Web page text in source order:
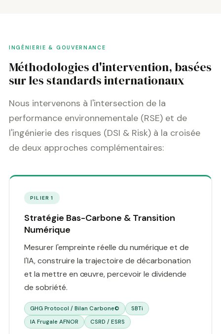
INGÉNIERIE & GOUVERNANCE
Méthodologies d'intervention, basées
sur les standards internationaux
Nous intervenons à l'intersection de la
performance environnementale (RSE) et de
l'ingénierie des risques (DSI & Risk) à la croisée
de deux approches complémentaires:
PILIER 1
Stratégie Bas-Carbone & Transition
Numérique
Mesurer l'empreinte réelle du numérique et de
l'IA, construire la trajectoire de décarbonation
et la mettre en œuvre, percevoir le dividende
de sobriété.
GHG Protocol / Bilan Carbone©
SBTi
IA Frugale AFNOR
CSRD / ESRS